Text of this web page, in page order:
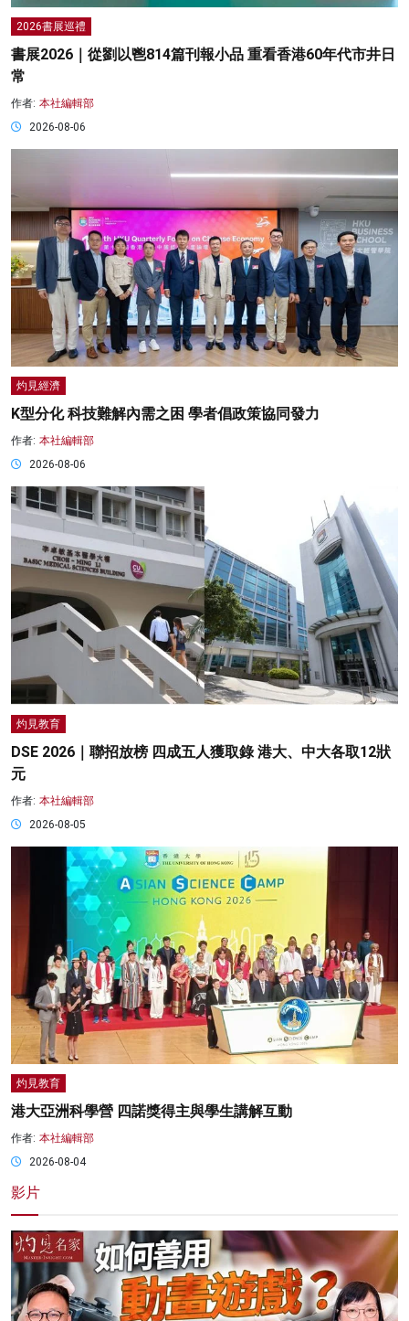
2026書展巡禮
書展2026｜從劉以鬯814篇刊報小品 重看香港60年代市井日
常
作者: 本社編輯部
2026-08-06
灼見經濟
K型分化 科技難解內需之困 學者倡政策協同發力
作者: 本社編輯部
2026-08-06
灼見教育
DSE 2026｜聯招放榜 四成五人獲取錄 港大、中大各取12狀
元
作者: 本社編輯部
2026-08-05
灼見教育
港大亞洲科學營 四諾獎得主與學生講解互動
作者: 本社編輯部
2026-08-04
影片